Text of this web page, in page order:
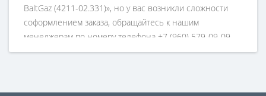
BaltGaz (4211-02.331)», но у вас возникли сложности
соформлением заказа, обращайтесь к нашим
менеджерам по номеру телефона +7 (960) 579-09-09.